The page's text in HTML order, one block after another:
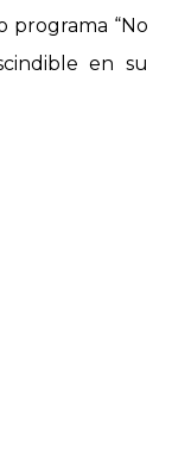
programa “No
en su